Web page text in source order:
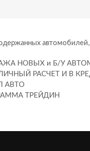
НОВЫХ и Б/У
РАСЧЕТ И В
АВТО
ТРЕЙДИН